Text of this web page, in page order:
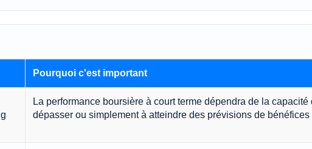
Pourquoi c'est important
La performance boursière à court terme dépendra de la capacité
dépasser ou simplement à atteindre des prévisions de bénéfices